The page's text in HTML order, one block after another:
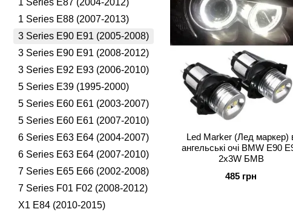
Led Marker (Лед маркер)
ангельські очі BMW E90
2x3W БМВ
485 грн
1 Series Е87 (2004-2012)
1 Series E88 (2007-2013)
3 Series E90 E91 (2005-2008)
3 Series E90 E91 (2008-2012)
3 Series E92 E93 (2006-2010)
5 Series E39 (1995-2000)
5 Series E60 E61 (2003-2007)
5 Series E60 E61 (2007-2010)
6 Series E63 E64 (2004-2007)
6 Series E63 E64 (2007-2010)
7 Series E65 E66 (2002-2008)
7 Series F01 F02 (2008-2012)
X1 E84 (2010-2015)